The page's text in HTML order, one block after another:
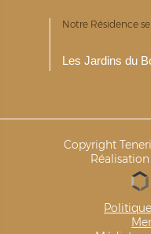
Notre Résidence
Les Jardins du
Copyright